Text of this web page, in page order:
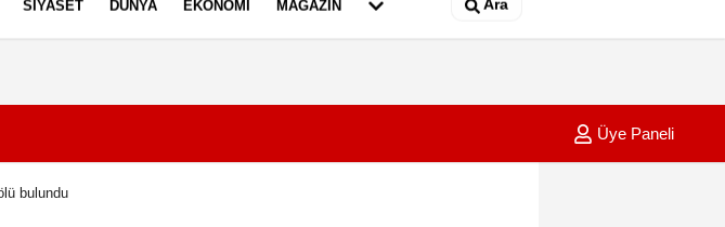
SIYASET DÜNYA EKONOMI MAGAZIN Ara
21:54
Üye Paneli
bulundu